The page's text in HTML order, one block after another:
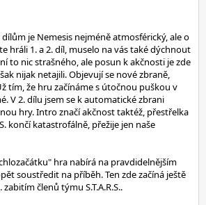
je Nemesis nejméně atmosférický, ale o
hráli 1. a 2. díl, muselo na vás také dýchnout
to nic strašného, ale posun k akčnosti je zde
nijak netajili. Objevují se nové zbraně,
tím, že hru začínáme s útočnou puškou v
V 2. dílu jsem se k automatické zbrani
hry. Intro značí akčnost taktéž, přestřelka
končí katastrofálně, přežije jen naše
hra nabírá na pravdidelnějším
soustředit na příběh. Ten zde začíná ještě
členů týmu S.T.A.R.S..